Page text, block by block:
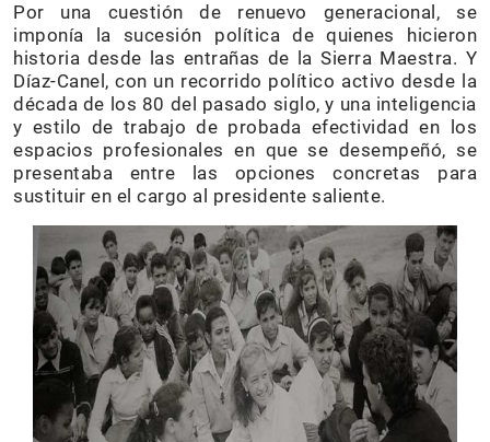
Por una cuestión de renuevo generacional, se
imponía la sucesión política de quienes hicieron
historia desde las entrañas de la Sierra Maestra. Y
Díaz-Canel, con un recorrido político activo desde la
década de los 80 del pasado siglo, y una inteligencia
y estilo de trabajo de probada efectividad en los
espacios profesionales en que se desempeñó, se
presentaba entre las opciones concretas para
sustituir en el cargo al presidente saliente.